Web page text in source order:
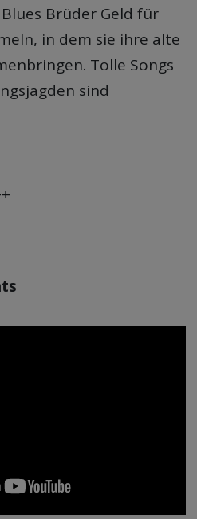
Brüder Geld für
in dem sie ihre alte
Tolle Songs
sind